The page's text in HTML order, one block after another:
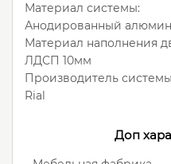
Материал системы:
Анодированный
Материал наполнения
ЛДСП 10мм
Производитель
Rial
Доп